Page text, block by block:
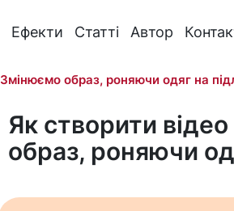
Ефекти Статті Автор
Змінюємо образ, роняючи одяг на
Як створити
образ, роняючи